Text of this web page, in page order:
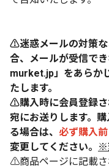
⚠迷惑メールの対策な
合、メールが受信で
murket.jp」をあらか
たします。
⚠購入時に会員登録さ
宛にお送りします。
る場合は、 必ず購入
変更してください。
※
⚠商品ページに記載